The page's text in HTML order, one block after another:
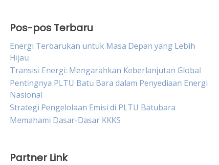
Pos-pos Terbaru
Energi Terbarukan untuk Masa Depan yang Lebih
Hijau
Transisi Energi: Mengarahkan Keberlanjutan Global
Pentingnya PLTU Batu Bara dalam Penyediaan Energi
Nasional
Strategi Pengelolaan Emisi di PLTU Batubara
Memahami Dasar-Dasar KKKS
Partner Link